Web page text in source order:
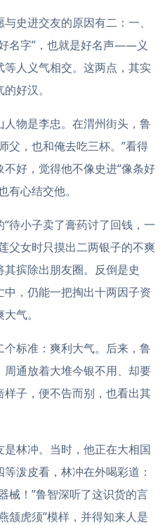
史进交友的原因有二：一、
名字”，也就是好名声——义
人义气相交。这两点，其实
好汉。
物是李忠。在渭州街头，鲁
父，也和俺去吃三杯。”看得
好，觉得他不像史进“像条好
有心结交他。
待小子卖了膏药讨了回钱，一
父女时只摸出二两银子的不爽
摈除出朋友圈。反倒是史
，仍能一把掏出十两因子资
气。
标准：爽利大气。后来，鲁
通放着大堆今银不用、却要
子，便不告而别，也看出其
林冲。当时，他正在大相国
泼皮看，林冲在外喝彩道：
械！”鲁智深听了这识货的言
颔虎须”模样，并得知来人是